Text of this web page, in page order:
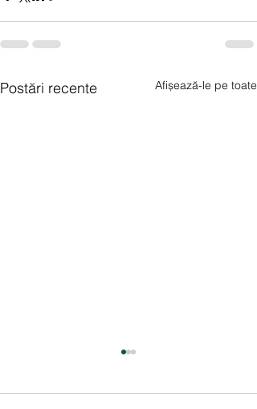
Postări recente Afișează-le pe toate